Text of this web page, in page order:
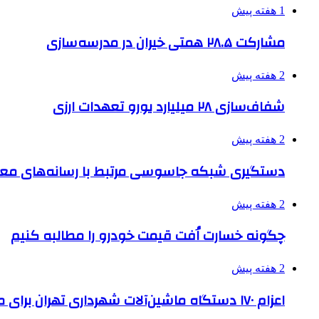
1 هفته پیش
مشارکت ۲۸.۵ همتی خیران در مدرسه‌سازی
2 هفته پیش
شفاف‌سازی ۲۸ میلیارد یورو تعهدات ارزی
2 هفته پیش
دستگیری شبکه جاسوسی مرتبط با رسانه‌های
2 هفته پیش
چگونه خسارت اُفت قیمت خودرو را مطالبه کنیم
2 هفته پیش
اعزام ۱۷۰ دستگاه ماشین‌آلات شهرداری تهران برای مراسم اربعین